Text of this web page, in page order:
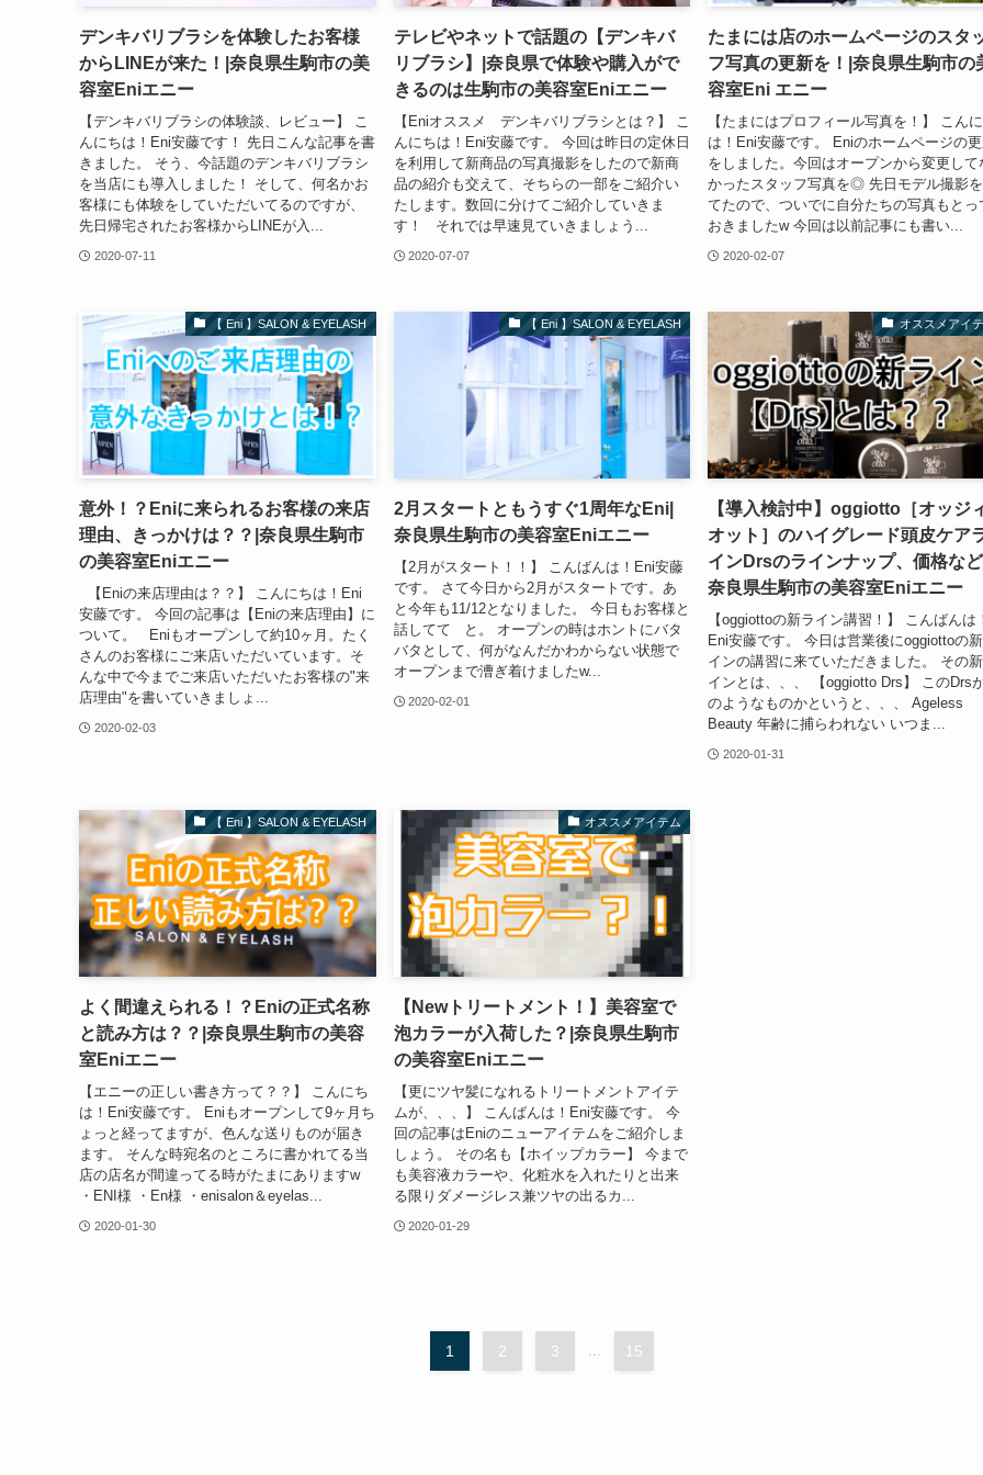
デンキバリブラシを体験したお客様
からLINEが来た！|奈良県生駒市の美
容室Eniエニー
【デンキバリブラシの体験談、レビュー】 こ
んにちは！Eni安藤です！ 先日こんな記事を書
きました。 そう、今話題のデンキバリブラシ
を当店にも導入しました！ そして、何名かお
客様にも体験をしていただいてるのですが、
先日帰宅されたお客様からLINEが入...
2020-07-11
テレビやネットで話題の【デンキバ
リブラシ】|奈良県で体験や購入がで
きるのは生駒市の美容室Eniエニー
【Eniオススメ デンキバリブラシとは？】 こ
んにちは！Eni安藤です。 今回は昨日の定休日
を利用して新商品の写真撮影をしたので新商
品の紹介も交えて、そちらの一部をご紹介い
たします。数回に分けてご紹介していきま
す！ それでは早速見ていきましょう...
2020-07-07
たまには店のホームページのスタ
フ写真の更新を！|奈良県生駒市の
容室Eni エニー
【たまにはプロフィール写真を！】 こん
は！Eni安藤です。 Eniのホームページの
をしました。今回はオープンから変更して
かったスタッフ写真を◎ 先日モデル撮影
てたので、ついでに自分たちの写真もとっ
おきましたw 今回は以前記事にも書い...
2020-02-07
【 Eni 】SALON & EYELASH
意外！？Eniに来られるお客様の来店
理由、きっかけは？？|奈良県生駒市
の美容室Eniエニー
【Eniの来店理由は？？】 こんにちは！Eni
安藤です。 今回の記事は【Eniの来店理由】に
ついて。 Eniもオープンして約10ヶ月。たく
さんのお客様にご来店いただいています。そ
んな中で今までご来店いただいたお客様の"来
店理由"を書いていきましょ...
2020-02-03
【 Eni 】SALON & EYELASH
2月スタートともうすぐ1周年なEni|
奈良県生駒市の美容室Eniエニー
【2月がスタート！！】 こんばんは！Eni安藤
です。 さて今日から2月がスタートです。あ
と今年も11/12となりました。 今日もお客様と
話してて と。 オープンの時はホントにバタ
バタとして、何がなんだかわからない状態で
オープンまで漕ぎ着けましたw...
2020-02-01
オススメアイ
【導入検討中】oggiotto［オッジ
オット］のハイグレード頭皮ケア
インDrsのラインナップ、価格など|
奈良県生駒市の美容室Eniエニー
【oggiottoの新ライン講習！】 こんばんは
Eni安藤です。 今日は営業後にoggiottoの
インの講習に来ていただきました。 その
インとは、、、 【oggiotto Drs】 このDrs
のようなものかというと、、、 Ageless
Beauty 年齢に捕らわれない いつま...
2020-01-31
【 Eni 】SALON & EYELASH
よく間違えられる！？Eniの正式名称
と読み方は？？|奈良県生駒市の美容
室Eniエニー
【エニーの正しい書き方って？？】 こんにち
は！Eni安藤です。 Eniもオープンして9ヶ月ち
ょっと経ってますが、色んな送りものが届き
ます。 そんな時宛名のところに書かれてる当
店の店名が間違ってる時がたまにありますw
・ENI様 ・En様 ・enisalon＆eyelas...
2020-01-30
オススメアイテム
【Newトリートメント！】美容室で
泡カラーが入荷した？|奈良県生駒市
の美容室Eniエニー
【更にツヤ髪になれるトリートメントアイテ
ムが、、、】 こんばんは！Eni安藤です。 今
回の記事はEniのニューアイテムをご紹介しま
しょう。 その名も【ホイップカラー】 今まで
も美容液カラーや、化粧水を入れたりと出来
る限りダメージレス兼ツヤの出るカ...
2020-01-29
1 2 3 15